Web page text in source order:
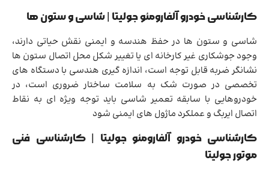
کارشناسی خودرو آلفارومئو جولیتا | شاسی و ستون ها
شاسی و ستون ها در حفظ هندسه و ایمنی نقش حیاتی دارند،
وجود جوشکاری غیر کارخانه ای یا تغییر شکل محل اتصال ستون ها
نشانگر ضربه قابل توجه است، اندازه گیری هندسی با دستگاه های
تخصصی در صورت شک به سلامت ساختار ضروری است، در
خودروهایی با سابقه تعمیر شاسی باید توجه ویژه ای به نقاط
اتصال ایربگ و عملکرد ماژول های ایمنی شود
کارشناسی خودرو آلفارومئو جولیتا | کارشناسی فنی
موتور جولیتا